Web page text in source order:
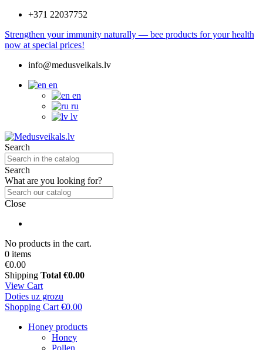
+371 22037752
Strengthen your immunity naturally — bee products for your health
now at special prices!
info@medusveikals.lv
en
en
ru
lv
Search
Search
What are you looking for?
Close
No products in the cart.
0 items
€0.00
Shipping Total €0.00
View Cart
Doties uz grozu
Shopping Cart €0.00
Honey products
Honey
Pollen